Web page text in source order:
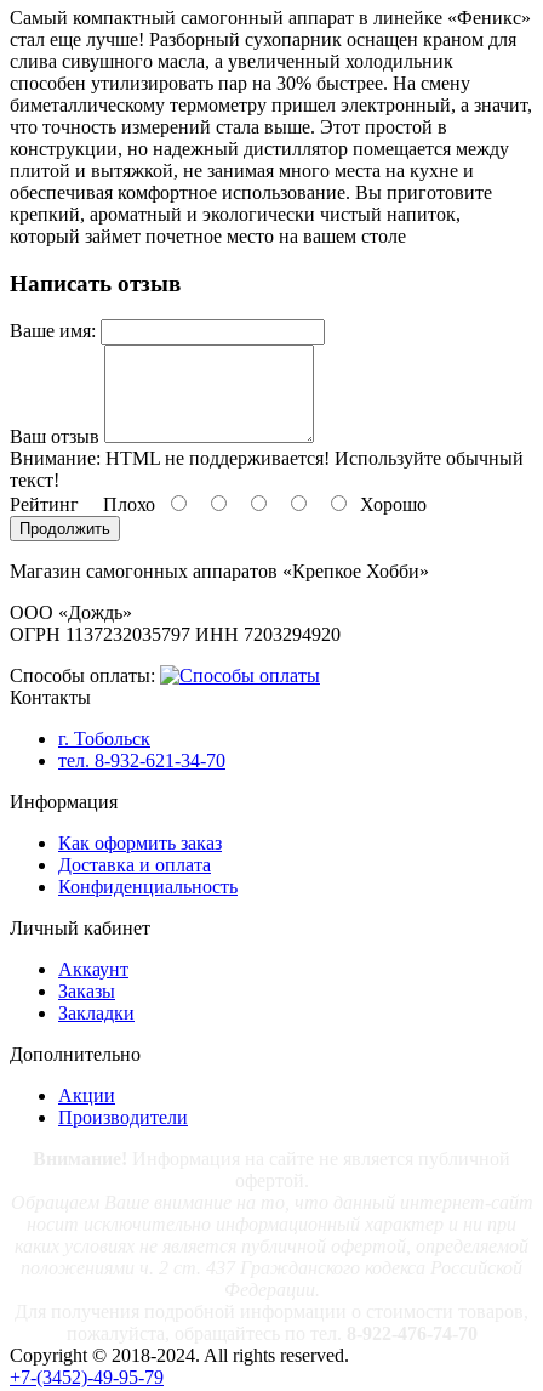
Самый компактный самогонный аппарат в линейке «Феникс»
стал еще лучше! Разборный сухопарник оснащен краном для
слива сивушного масла, а увеличенный холодильник
способен утилизировать пар на 30% быстрее. На смену
биметаллическому термометру пришел электронный, а значит,
что точность измерений стала выше. Этот простой в
конструкции, но надежный дистиллятор помещается между
плитой и вытяжкой, не занимая много места на кухне и
обеспечивая комфортное использование. Вы приготовите
крепкий, ароматный и экологически чистый напиток,
который займет почетное место на вашем столе
Написать отзыв
Ваше имя:
Ваш отзыв
Внимание: HTML не поддерживается! Используйте обычный
текст!
Рейтинг Плохо Хорошо
Продолжить
Магазин самогонных аппаратов «Крепкое Хобби»
ООО «Дождь»
ОГРН 1137232035797 ИНН 7203294920
Способы оплаты:
Контакты
г. Тобольск
тел. 8-932-621-34-70
Информация
Как оформить заказ
Доставка и оплата
Конфиденциальность
Личный кабинет
Аккаунт
Заказы
Закладки
Дополнительно
Акции
Производители
Copyright © 2018-2024. All rights reserved.
+7-(3452)-49-95-79